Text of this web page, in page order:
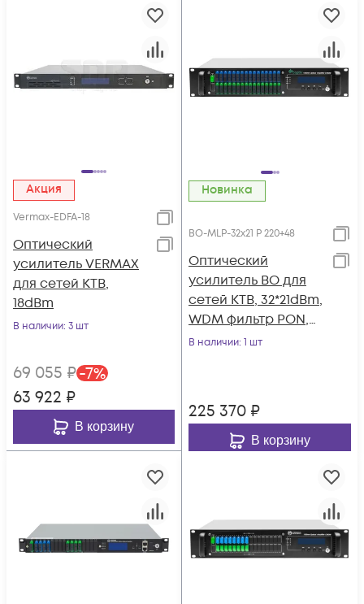
Акция
Vermax-EDFA-18
Оптический
усилитель VERMAX
для сетей КТВ,
18dBm
В наличии: 3 шт
69 055 ₽-7%
63 922 ₽
В корзину
Новинка
BO-MLP-32х21 P 220+48
Оптический
усилитель BO для
сетей КТВ, 32*21dBm,
WDM фильтр PON,
два блока питания
В наличии: 1 шт
225 370 ₽
В корзину